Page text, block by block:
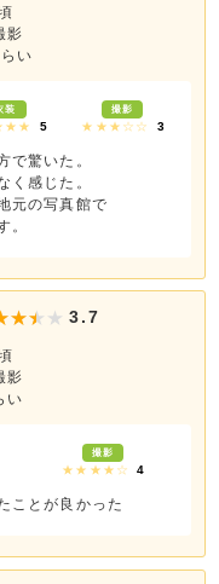
影
い
装
5
撮影
★★★☆☆ 3
で驚いた。
く感じた。
元の写真館で
。
3.7
影
い
撮影
★★★★☆ 4
ことが良かった